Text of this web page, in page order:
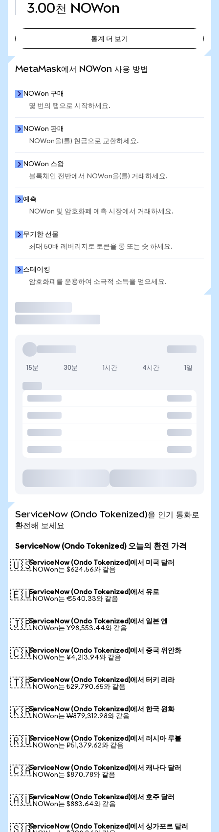
3.00천 NOWon
통계 더 보기
MetaMask에서 NOWon 사용 방법
NOWon 구매
몇 번의 탭으로 시작하세요.
NOWon 판매
NOWon을(를) 현금으로 교환하세요.
NOWon 스왑
블록체인 전반에서 NOWon을(를) 거래하세요.
예측
NOWon 및 암호화폐 예측 시장에서 거래하세요.
무기한 선물
최대 50배 레버리지로 토큰을 롱 또는 숏 하세요.
스테이킹
암호화폐를 운용하여 소극적 소득을 얻으세요.
15분 30분 1시간 4시간 1일
ServiceNow (Ondo Tokenized)을 인기 통화로
환전해 보세요
ServiceNow (Ondo Tokenized) 오늘의 환전 가격
🇺🇸ServiceNow (Ondo Tokenized)에서 미국 달러
1 NOWon는 $624.56와 같음
🇪🇺ServiceNow (Ondo Tokenized)에서 유로
1 NOWon는 €540.33와 같음
🇯🇵ServiceNow (Ondo Tokenized)에서 일본 엔
1 NOWon는 ¥98,553.44와 같음
🇨🇳ServiceNow (Ondo Tokenized)에서 중국 위안화
1 NOWon는 ¥4,213.94와 같음
🇹🇷ServiceNow (Ondo Tokenized)에서 터키 리라
1 NOWon는 ₺29,790.65와 같음
🇰🇷ServiceNow (Ondo Tokenized)에서 한국 원화
1 NOWon는 ₩879,312.98와 같음
🇷🇺ServiceNow (Ondo Tokenized)에서 러시아 루블
1 NOWon는 ₽51,379.62와 같음
🇨🇦ServiceNow (Ondo Tokenized)에서 캐나다 달러
1 NOWon는 $870.78와 같음
🇦🇺ServiceNow (Ondo Tokenized)에서 호주 달러
1 NOWon는 $883.64와 같음
ServiceNow (Ondo Tokenized)에서 싱가포르 달러